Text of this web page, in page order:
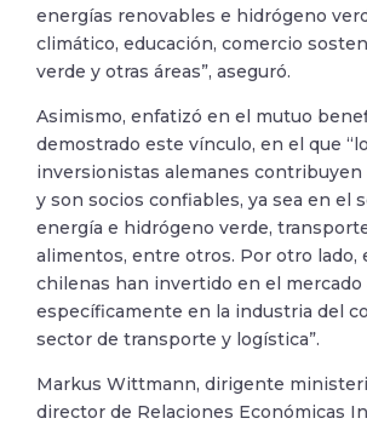
energías renovables e hidrógeno
climático, educación, comercio
verde y otras áreas”, aseguró.
Asimismo, enfatizó en el mutuo
demostrado este vínculo, en el que
inversionistas alemanes contribuyen
y son socios confiables, ya sea en el
energía e hidrógeno verde,
alimentos, entre otros. Por otro lado,
chilenas han invertido en el mercado
específicamente en la industria del
sector de transporte y logística”.
Markus Wittmann, dirigente
director de Relaciones Económicas